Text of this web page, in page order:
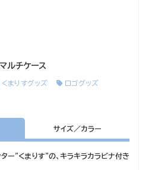
ルチケース
くまりすグッズ ロゴグッズ
サイズ／カラー
ー"くまりす"の、キラキラカラビナ付き